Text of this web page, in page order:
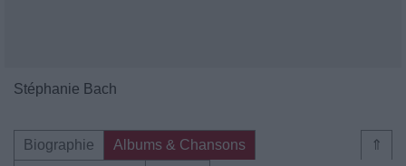
Stéphanie Bach
⇑
Biographie
Albums & Chansons